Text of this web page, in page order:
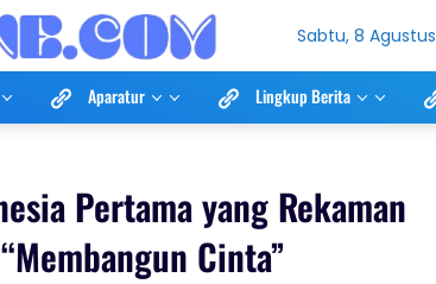
Sabtu, 8 Agustus
Aparatur Lingkup Berita
Pertama yang Rekaman
Cinta”